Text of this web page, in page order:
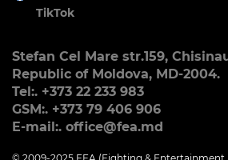
TikTok
Stefan Cel Mare str.159,
Republic of Moldova, MD-2004.
Tel:. +373 22 233 983
GSM:. +373 79 406 906
E-mail:. office@fea.md